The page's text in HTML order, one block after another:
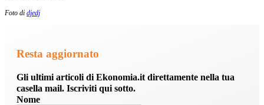
Foto di djedj
Resta aggiornato
Gli ultimi articoli di Ekonomia.it direttamente nella tua
casella mail. Iscriviti qui sotto.
Nome